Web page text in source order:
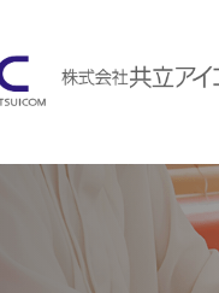
会社案内 ABOUBT
Web制作・ホームペ